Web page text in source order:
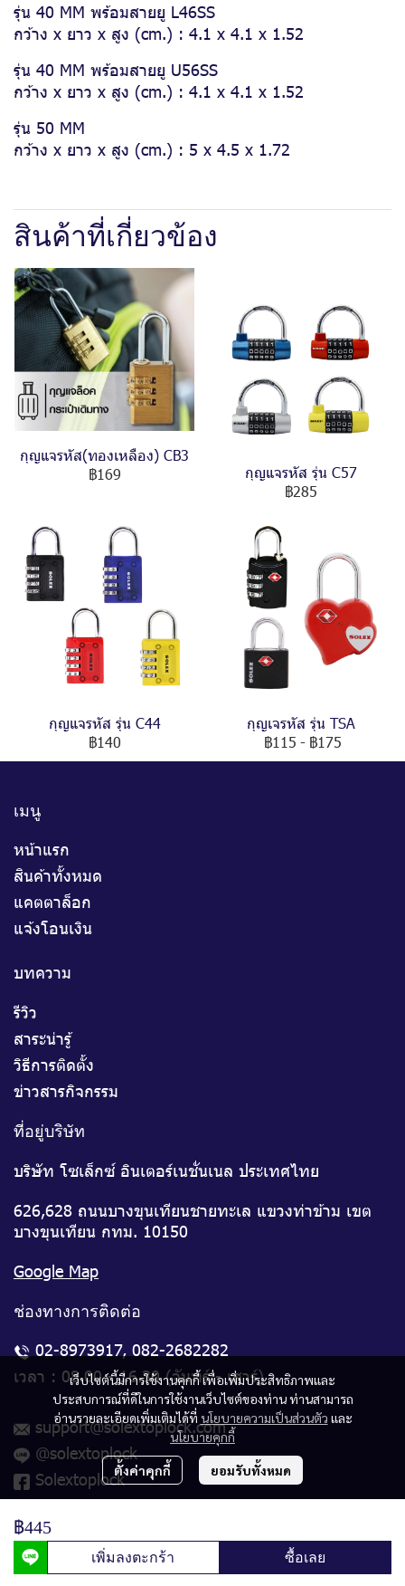
รุ่น 40 MM พร้อมสายยู L46SS
กว้าง x ยาว x สูง (cm.) : 4.1 x 4.1 x 1.52
รุ่น 40 MM พร้อมสายยู U56SS
กว้าง x ยาว x สูง (cm.) : 4.1 x 4.1 x 1.52
รุ่น 50 MM
กว้าง x ยาว x สูง (cm.) : 5 x 4.5 x 1.72
สินค้าที่เกี่ยวข้อง
กุญแจรหัส(ทองเหลือง) CB3
฿169
กุญแจรหัส รุ่น C57
฿285
กุญแจรหัส รุ่น C44
฿140
กุญเจรหัส รุ่น TSA
฿115 - ฿175
฿445
เพิ่มลงตะกร้า ซื้อเลย
เว็บไซต์นี้มีการใช้งานคุกกี้ เพื่อเพิ่มประสิทธิภาพและ
ประสบการณ์ที่ดีในการใช้งานเว็บไซต์ของท่าน ท่านสามารถ
อ่านรายละเอียดเพิ่มเติมได้ที่ นโยบายความเป็นส่วนตัว และ
นโยบายคุกกี้
ตั้งค่าคุกกี้ ยอมรับทั้งหมด
เมนู
หน้าแรก
สินค้าทั้งหมด
แคตตาล็อก
แจ้งโอนเงิน
บทความ
รีวิว
สาระน่ารู้
วิธีการติดตั้ง
ข่าวสารกิจกรรม
ที่อยู่บริษัท
บริษัท โซเล็กซ์ อินเตอร์เนชั่นเนล ประเทศไทย
626,628 ถนนบางขุนเทียนชายทะเล แขวงท่าข้าม เขต
บางขุนเทียน กทม. 10150
Google Map
ช่องทางการติดต่อ
02-8973917, 082-2682282
เวลา : 08.00 - 16.30 (จันทร์ - เสาร์)
support@solextoplock.com
@solextoplock
Solextoplock
© Copyright 2024 | All Rights Reserved.
Powered By MakeWebEasy